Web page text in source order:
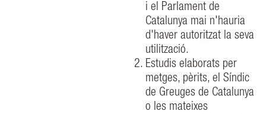
i el Parlament de
Catalunya mai n'hauria
d'haver autoritzat la seva
utilització.
Estudis elaborats per
metges, pèrits, el Síndic
de Greuges de Catalunya
o les mateixes